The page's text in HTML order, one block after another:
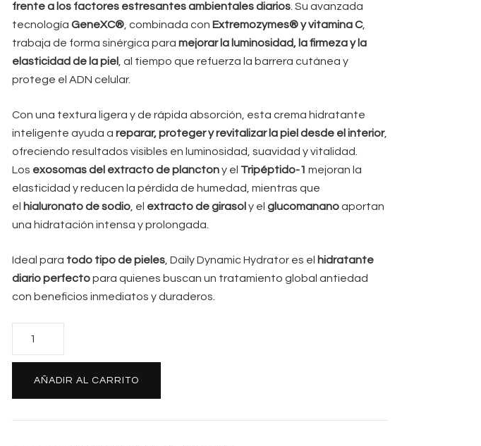
frente a los factores estresantes ambientales diarios . Su avanzada
tecnologíaGeneXC® , combinada con Extremozymes® y vitamina C,
trabaja de forma sinérgica paramejorar la luminosidad, la firmeza y la
elasticidad de la piel
, al tiempo que refuerza la barrera cutánea y
protege el ADN celular.
Con una textura ligera y de rápida absorción, esta crema hidratante
inteligente ayuda areparar, proteger y revitalizar la piel desde el interior,
ofreciendo resultados visibles en luminosidad, suavidad y vitalidad.
Los exosomas del extracto de planctony el Tripéptido-1 mejoran la
elasticidad y reducen la pérdida de humedad, mientras que
el hialuronato de sodio , el extracto de girasol y elglucomananoaportan
una hidratación intensa y prolongada.
Ideal para todo tipo de pieles , Daily Dynamic Hydrator es el hidratante
diario perfectopara quienes buscan un tratamiento global antiedad
con beneficios inmediatos y duraderos.
NEWAÑADIR AL CARRITO